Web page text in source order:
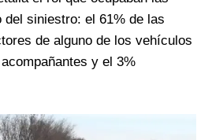
del siniestro: el 61% de las
de alguno de los vehículos
y el 3%